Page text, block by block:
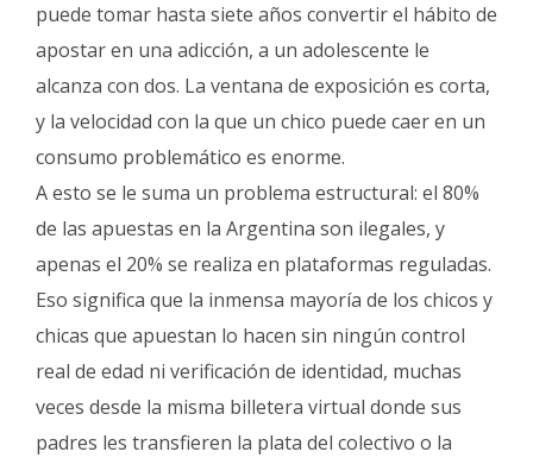
puede tomar hasta siete años convertir el hábito de
apostar en una adicción, a un adolescente le
alcanza con dos. La ventana de exposición es corta,
y la velocidad con la que un chico puede caer en un
consumo problemático es enorme.
A esto se le suma un problema estructural: el 80%
de las apuestas en la Argentina son ilegales, y
apenas el 20% se realiza en plataformas reguladas.
Eso significa que la inmensa mayoría de los chicos y
chicas que apuestan lo hacen sin ningún control
real de edad ni verificación de identidad, muchas
veces desde la misma billetera virtual donde sus
padres les transfieren la plata del colectivo o la